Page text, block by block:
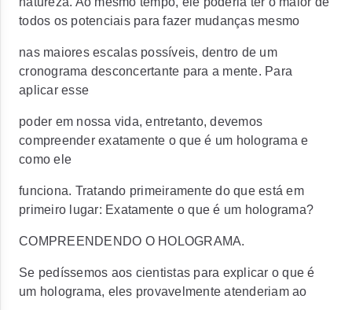
todos os potenciais para fazer mudanças mesmo
nas maiores escalas possíveis, dentro de um
cronograma desconcertante para a mente. Para
aplicar esse
poder em nossa vida, entretanto, devemos
compreender exatamente o que é um holograma e
como ele
funciona. Tratando primeiramente do que está em
primeiro lugar: Exatamente o que é um holograma?
COMPREENDENDO O HOLOGRAMA.
Se pedíssemos aos cientistas para explicar o que é
um holograma, eles provavelmente atenderiam ao